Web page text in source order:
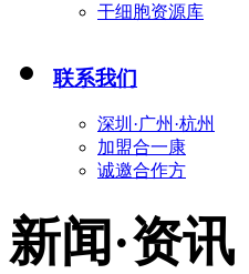
干细胞资源库
联系我们
深圳·广州·杭州
加盟合一康
诚邀合作方
新闻·资讯